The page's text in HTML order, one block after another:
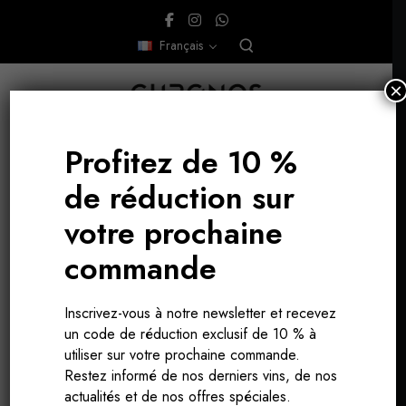
Français
Profitez de 10 %
de réduction sur
votre prochaine
commande
Inscrivez-vous à notre newsletter et recevez
un code de réduction exclusif de 10 % à
utiliser sur votre prochaine commande.
Restez informé de nos derniers vins, de nos
actualités et de nos offres spéciales.
×